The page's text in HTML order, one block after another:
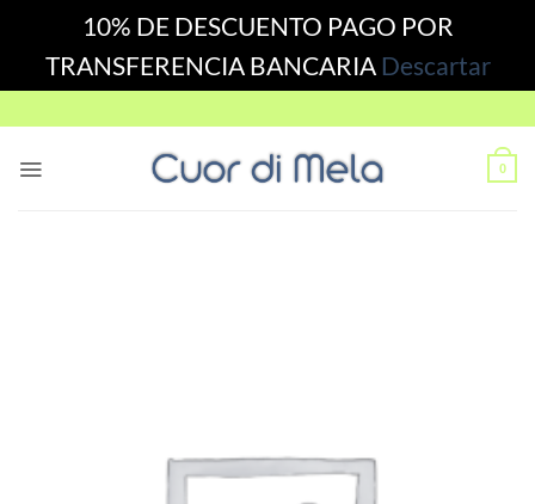
10% DE DESCUENTO PAGO POR
TRANSFERENCIA BANCARIA Descartar
to
0